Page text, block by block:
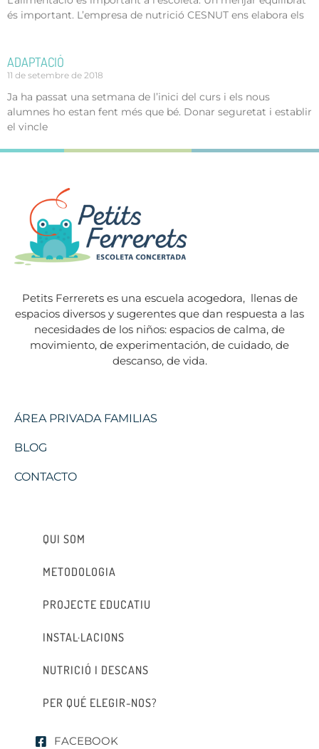
és important. L’empresa de nutrició CESNUT ens elabora els
ADAPTACIÓ
11 de setembre de 2018
Ja ha passat una setmana de l’inici del curs i els nous
alumnes ho estan fent més que bé. Donar seguretat i establir
el vincle
Petits Ferrerets es una escuela acogedora, llenas de
espacios diversos y sugerentes que dan respuesta a las
necesidades de los niños: espacios de calma, de
movimiento, de experimentación, de cuidado, de
descanso, de vida.
ÁREA PRIVADA FAMILIAS
BLOG
CONTACTO
QUI SOM
METODOLOGIA
PROJECTE EDUCATIU
INSTAL·LACIONS
NUTRICIÓ I DESCANS
PER QUÉ ELEGIR-NOS?
FACEBOOK